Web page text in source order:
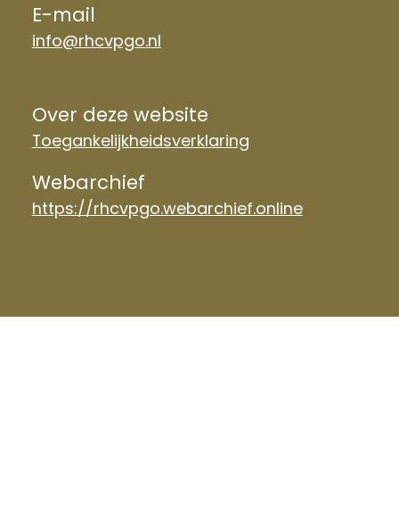
E-mail
info@rhcvpgo.nl
Over deze website
Toegankelijkheidsverklaring
Webarchief
https://rhcvpgo.webarchief.online